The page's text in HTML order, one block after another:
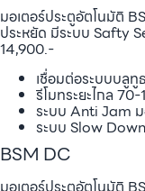
มอเตอร์ประตูอัตโนมัติ
ประหยัด มีระบบ Safty
14,900.-
เชื่อมต่อระบบบลูทู
รีโมทระยะไกล
ระบบ Anti Jam ม
ระบบ Slow
BSM DC